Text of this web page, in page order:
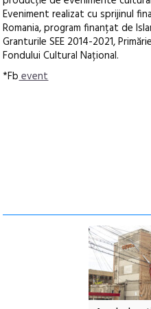
Eveniment realizat cu sprijinul
Romania, program finanțat de
Granturile SEE 2014-2021,
Fondului Cultural Național.
*Fbevent